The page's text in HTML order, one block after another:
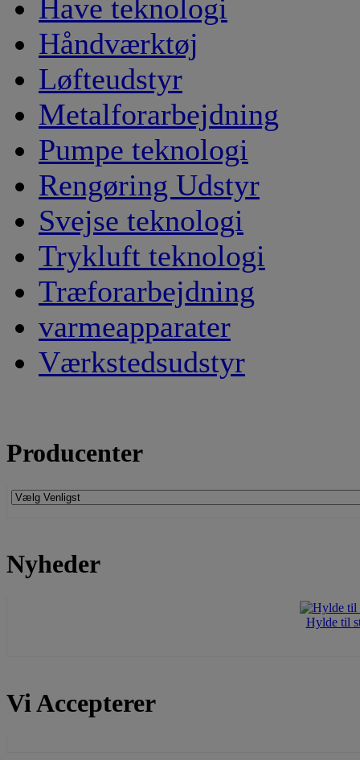
Have teknologi
Håndværktøj
Løfteudstyr
Metalforarbejdning
Pumpe teknologi
Rengøring Udstyr
Svejse teknologi
Trykluft teknologi
Træforarbejdning
varmeapparater
Værkstedsudstyr
Producenter
Nyheder
Hylde til
Vi Accepterer